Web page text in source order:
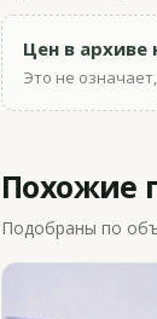
Цен в архиве
Это не
Похожие
Подобраны по